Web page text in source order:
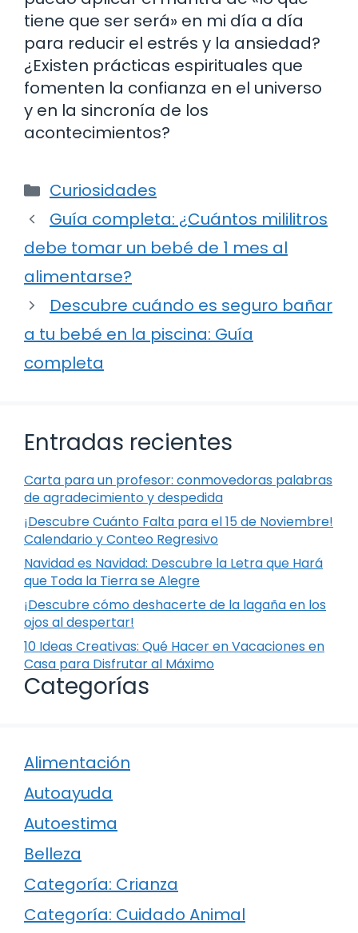
tiene que ser será» en mi día a día
para reducir el estrés y la ansiedad?
¿Existen prácticas espirituales que
fomenten la confianza en el universo
y en la sincronía de los
acontecimientos?
Categorías
Curiosidades
Guía completa: ¿Cuántos mililitros
debe tomar un bebé de 1 mes al
alimentarse?
Descubre cuándo es seguro bañar
a tu bebé en la piscina: Guía
completa
Entradas recientes
Carta para un profesor: conmovedoras palabras
de agradecimiento y despedida
¡Descubre Cuánto Falta para el 15 de Noviembre!
Calendario y Conteo Regresivo
Navidad es Navidad: Descubre la Letra que Hará
que Toda la Tierra se Alegre
¡Descubre cómo deshacerte de la lagaña en los
ojos al despertar!
10 Ideas Creativas: Qué Hacer en Vacaciones en
Casa para Disfrutar al Máximo
Categorías
Alimentación
Autoayuda
Autoestima
Belleza
Categoría: Crianza
Categoría: Cuidado Animal